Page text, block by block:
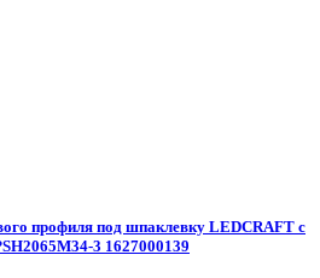
профиля под шпаклевку LEDCRAFT с
3 1627000139